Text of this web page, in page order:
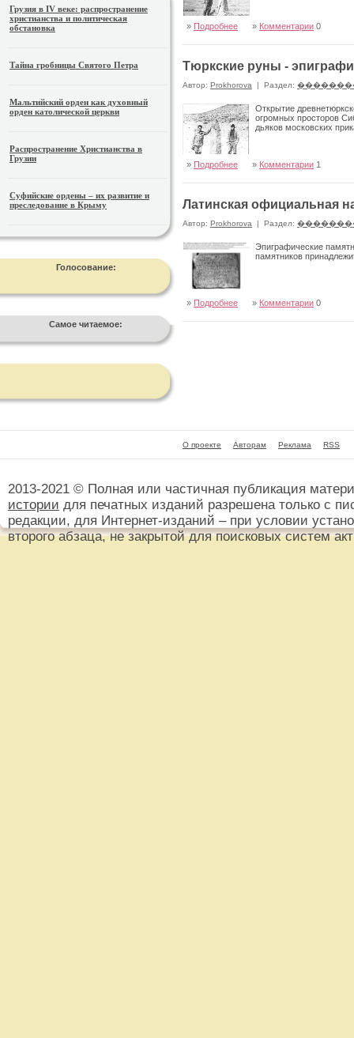
Грузия в IV веке: распространение
христианства и политическая
обстановка
Тайна гробницы Святого Петра
Мальтийский орден как духовный
орден католической церкви
Распространение Христианства в
Грузии
Суфийские ордены – их развитие и
преследование в Крыму
Голосование:
Самое читаемое:
» Подробнее » Комментарии 0
Тюркские руны -
Автор: Prokhorova | Раздел:
Открытие
огромных просто­ров
дьяков московских
» Подробнее » Комментарии 1
Латинская официальная
Автор: Prokhorova | Раздел:
Эпиграфические
памятников
» Подробнее » Комментарии 0
О проекте Авторам Реклама RSS
2013-2021 © Полная или частичная публикация
истории для печатных изданий разрешена только с
редакции, для Интернет-изданий – при условии
второго абзаца, не закрытой для поисковых систем